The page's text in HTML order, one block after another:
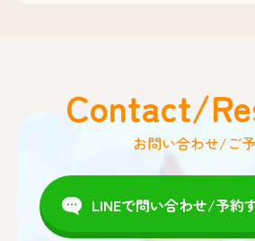
Contact/
お問い合わせ/ご
LINEで問い合わせ/予約